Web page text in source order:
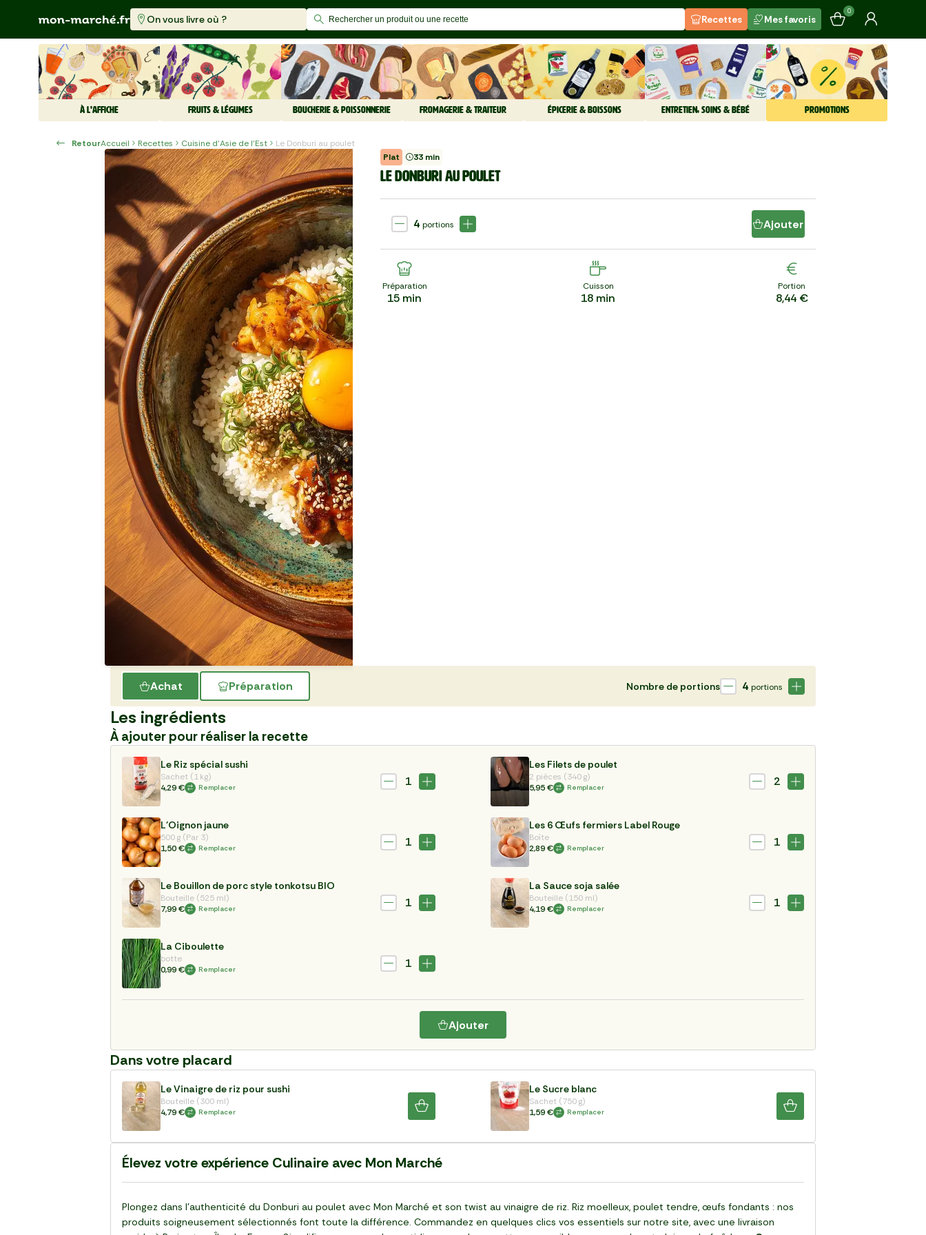
On vous livre où ? Recettes Mes favoris
0
À L'AFFICHE FRUITS & LÉGUMES BOUCHERIE & POISSONNERIE FROMAGERIE & TRAITEUR ÉPICERIE & BOISSONS ENTRETIEN, SOINS & BÉBÉ PROMOTIONS
RetourAccueil Recettes Cuisine d'Asie de l'Est
Le Donburi au poulet
Plat
33 min
LE DONBURI AU POULET
Préparation
15 min
Cuisson
18 min
Portion
8,44 €
4 portions Ajouter
Achat Préparation Nombre de portions 4 portions
Les ingrédients
À ajouter pour réaliser la recette
Le Riz spécial sushi
Sachet (1 kg)
4,29 €
Remplacer 1
Les Filets de poulet
2 pièces (340 g)
5,95 €
Remplacer 2
L'Oignon jaune
500 g (Par 3)
1,50 €
Remplacer 1
Les 6 Œufs fermiers Label Rouge
Boîte
2,89 €
Remplacer 1
Le Bouillon de porc style tonkotsu BIO
Bouteille (525 ml)
7,99 €
Remplacer 1
La Sauce soja salée
Bouteille (150 ml)
4,19 €
Remplacer 1
La Ciboulette
botte
0,99 €
Remplacer 1
Ajouter
Dans votre placard
Le Vinaigre de riz pour sushi
Bouteille (300 ml)
4,79 €
Remplacer
Le Sucre blanc
Sachet (750 g)
1,59 €
Remplacer
Élevez votre expérience Culinaire avec Mon Marché
Plongez dans l'authenticité du Donburi au poulet avec Mon Marché et son twist au vinaigre de riz. Riz moelleux, poulet tendre, œufs fondants : nos
produits soigneusement sélectionnés font toute la différence. Commandez en quelques clics vos essentiels sur notre site, avec une livraison